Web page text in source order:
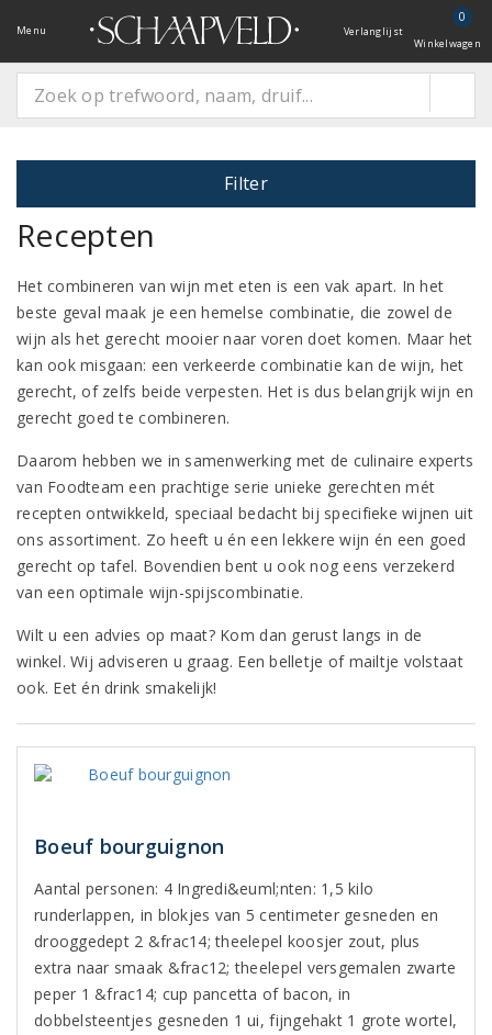
Menu Verlanglijst
0
Winkelwagen
Filter
Recepten
Het combineren van wijn met eten is een vak apart. In het
beste geval maak je een hemelse combinatie, die zowel de
wijn als het gerecht mooier naar voren doet komen. Maar het
kan ook misgaan: een verkeerde combinatie kan de wijn, het
gerecht, of zelfs beide verpesten. Het is dus belangrijk wijn en
gerecht goed te combineren.
Daarom hebben we in samenwerking met de culinaire experts
van Foodteam een prachtige serie unieke gerechten mét
recepten ontwikkeld, speciaal bedacht bij specifieke wijnen uit
ons assortiment. Zo heeft u én een lekkere wijn én een goed
gerecht op tafel. Bovendien bent u ook nog eens verzekerd
van een optimale wijn-spijscombinatie.
Wilt u een advies op maat? Kom dan gerust langs in de
winkel. Wij adviseren u graag. Een belletje of mailtje volstaat
ook. Eet én drink smakelijk!
Boeuf bourguignon
Aantal personen: 4 Ingredi&euml;nten: 1,5 kilo
runderlappen, in blokjes van 5 centimeter gesneden en
drooggedept 2 &frac14; theelepel koosjer zout, plus
extra naar smaak &frac12; theelepel versgemalen zwarte
peper 1 &frac14; cup pancetta of bacon, in
dobbelsteentjes gesneden 1 ui, fijngehakt 1 grote wortel,